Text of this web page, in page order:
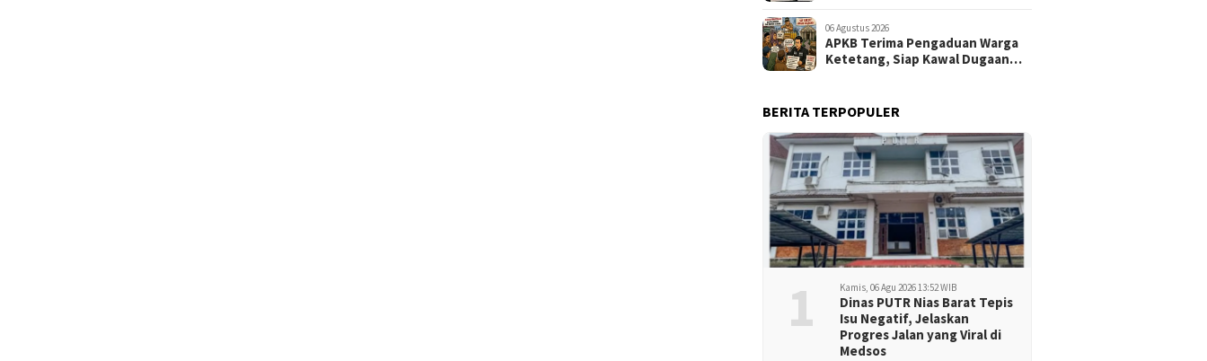
06 Agustus 2026
APKB Terima Pengaduan Warga
Ketetang, Siap Kawal Dugaan
BERITA TERPOPULER
1 Kamis, 06 Agu 2026 13:52 WIB
Dinas PUTR Nias Barat Tepis
Isu Negatif, Jelaskan
Progres Jalan yang Viral di
Medsos